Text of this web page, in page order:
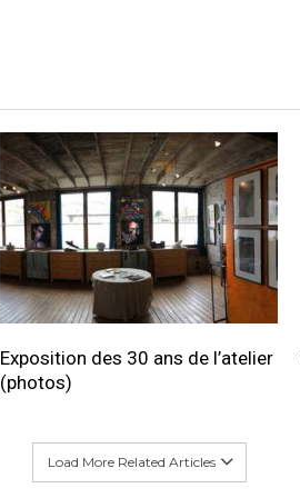
Exposition des 30 ans de l’atelier
(photos)
Load More Related Articles